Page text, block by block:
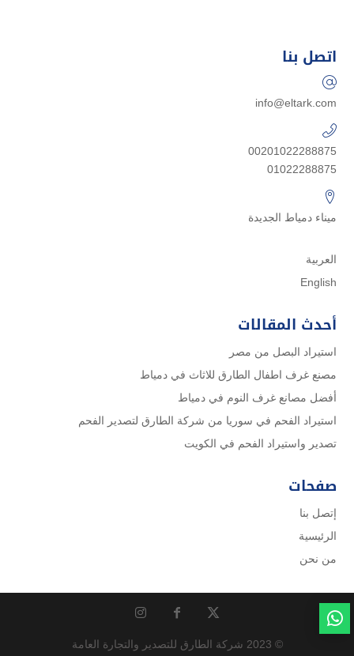
اتصل بنا
info@eltark.com
00201022288875
01022288875
ميناء دمياط الجديدة
العربية
English
أحدث المقالات
استيراد البصل من مصر
مصنع غرف اطفال الطارق للاثاث في دمياط
أفضل مصانع غرف النوم في دمياط
استيراد الفحم في سوريا من شركة الطارق لتصدير الفحم
تصدير واستيراد الفحم في الكويت
صفحات
إتصل بنا
الرئيسية
من نحن
© 2023 شركة الطارق للتصدير والتجارة العامة